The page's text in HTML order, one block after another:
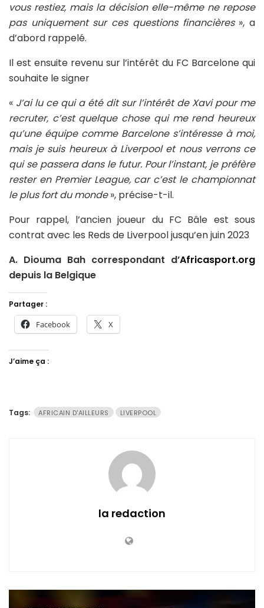
vous restiez, mais la décision elle-même ne repose
pas uniquement sur ces questions financières», a
d’abord rappelé.
Il est ensuite revenu sur l’intérêt du FC Barcelone qui
souhaite le signer
« J’ai lu ce qui a été dit sur l’intérêt de Xavi pour me
recruter, c’est quelque chose qui me rend heureux
qu’une équipe comme Barcelone s’intéresse à moi,
mais je suis heureux à Liverpool et nous verrons ce
qui se passera dans le futur. Pour l’instant, je préfère
rester en Premier League, car c’est le championnat
le plus fort du monde», précise-t-il.
Pour rappel, l’ancien joueur du FC Bâle est sous
contrat avec les Reds de Liverpool jusqu’en juin 2023
A. Diouma Bah correspondant d’Africasport.org
depuis la Belgique
Partager :
Facebook X
J’aime ça :
Tags: AFRICAIN D'AILLEURS LIVERPOOL
la redaction